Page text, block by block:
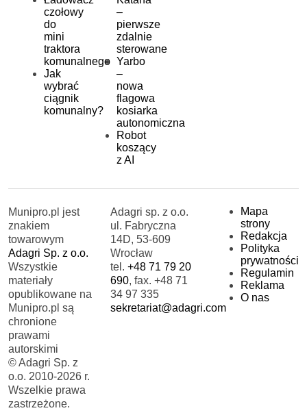
czołowy
do
mini
traktora
komunalnego
Jak
wybrać
ciągnik
komunalny?
–
pierwsze
zdalnie
sterowane
Yarbo
–
nowa
flagowa
kosiarka
autonomiczna
Robot
koszący
z AI
Munipro.pl jest
znakiem
towarowym
Adagri Sp. z o.o.
Wszystkie
materiały
opublikowane na
Munipro.pl są
chronione
prawami
autorskimi
© Adagri Sp. z
o.o. 2010-2026 r.
Wszelkie prawa
zastrzeżone.
Adagri sp. z o.o.
ul. Fabryczna
14D, 53-609
Wrocław
tel.+48 71 79 20
690, fax. +48 71
34 97 335
sekretariat@adagri.com
Mapa
strony
Redakcja
Polityka
prywatności
Regulamin
Reklama
O nas